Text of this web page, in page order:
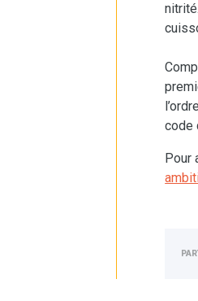
code
Pour